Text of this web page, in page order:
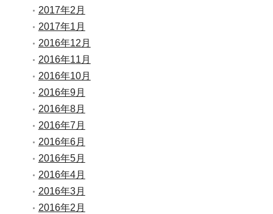
2017年2月
2017年1月
2016年12月
2016年11月
2016年10月
2016年9月
2016年8月
2016年7月
2016年6月
2016年5月
2016年4月
2016年3月
2016年2月